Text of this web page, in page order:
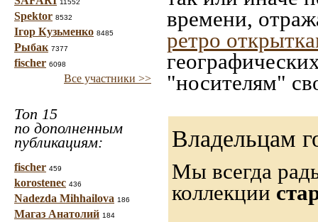
11552
Spektor 8532
Ігор Кузьменко 8485
Рыбак 7377
fischer 6098
Все участники >>
Топ 15
по дополненным
публикациям:
fischer 459
korostenec 436
Nadezda Mihhailova 186
Магаз Анатолий 184
времени,
ретро
"носителям"
Владельцам
Мы всегда
коллекции